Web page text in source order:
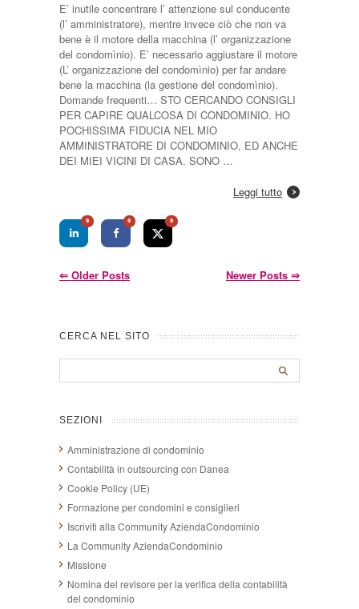
E’ inutile concentrare l’ attenzione sul conducente
(l’ amministratore), mentre invece ciò che non va
bene è il motore della macchina (l’ organizzazione
del condomìnio). E’ necessario aggiustare il motore
(L’ organizzazione del condomìnio) per far andare
bene la macchina (la gestione del condomìnio).
Domande frequenti… STO CERCANDO CONSIGLI
PER CAPIRE QUALCOSA DI CONDOMINIO. HO
POCHISSIMA FIDUCIA NEL MIO
AMMINISTRATORE DI CONDOMINIO, ED ANCHE
DEI MIEI VICINI DI CASA. SONO …
Leggi tutto
0 0 0
⇐ Older Posts Newer Posts ⇒
CERCA NEL SITO
SEZIONI
Amministrazione di condominio
Contabilità in outsourcing con Danea
Cookie Policy (UE)
Formazione per condomini e consiglieri
Iscriviti alla Community AziendaCondominio
La Community AziendaCondominio
Missione
Nomina del revisore per la verifica della contabilità
del condominio